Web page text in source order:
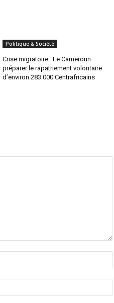
Politique & Société
Crise migratoire : Le Cameroun
préparer le rapatriement volontaire
d’environ 283 000 Centrafricains
:*
:*